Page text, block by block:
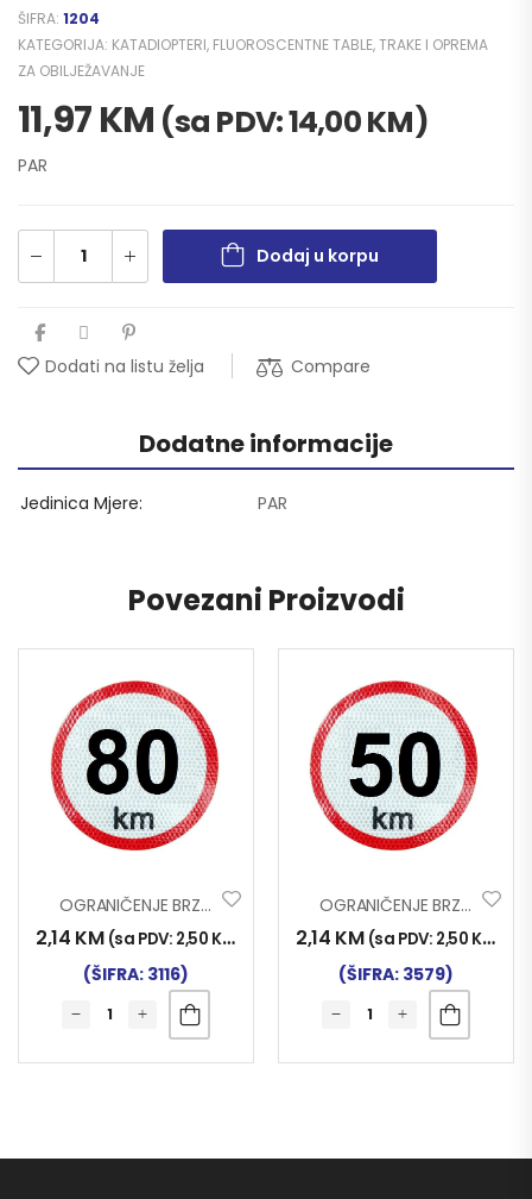
ŠIFRA: 1204
KATEGORIJA: KATADIOPTERI, FLUOROSCENTNE TABLE, TRAKE I OPREMA
ZA OBILJEŽAVANJE
11,97KM (sa PDV:14,00KM)
PAR
Dodaj u korpu
Dodati na listu želja Compare
Dodatne informacije
Jedinica Mjere PAR
Povezani Proizvodi
OGRANIČENJE BRZINE FLUO 80
2,14 KM (sa PDV: 2,50 KM
(ŠIFRA: 3116)
OGRANIČENJE BRZINE FLUO 50
2,14 KM (sa PDV: 2,50 KM
(ŠIFRA: 3579)